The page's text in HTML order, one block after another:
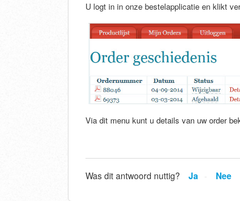
U logt in in onze bestelapplicatie en klikt
Via dit menu kunt u details van uw order
Was dit antwoord nuttig? Ja Nee